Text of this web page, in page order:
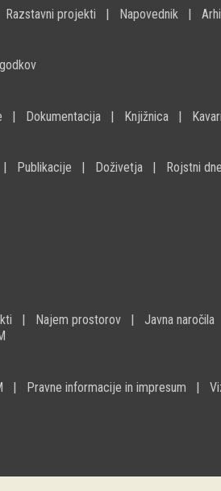
Razstavni projekti Napovednik
Dokumentacija Knjižnica
Publikacije Doživetja Rojstni
Najem prostorov Javna naročila
Pravne informacije in impresum